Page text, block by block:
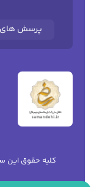
با آب و
خشکی و
تمدید در
هنگام
جذب،
ترکیبات
رایانه،
پرسش های
کلیه حقوق این